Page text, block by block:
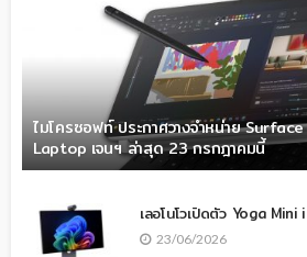
ไมโครซอฟท์ ประกาศวางจำหน่าย
Laptop เจนฯ ล่าสุด 23 กรกฎาคมนี้
เลอโนโวเปิดตัว Yoga Mini
23/06/2026